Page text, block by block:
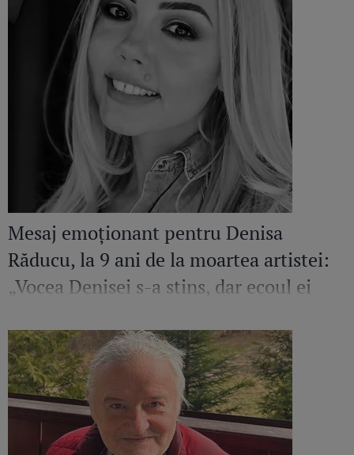
Mesaj emoționant pentru Denisa
Răducu, la 9 ani de la moartea artistei:
„Vocea Denisei s-a stins, dar ecoul ei